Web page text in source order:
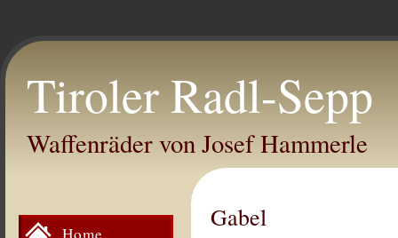
Tiroler Radl-Sepp
Waffenräder von Josef Hammerle
Home
Gabel